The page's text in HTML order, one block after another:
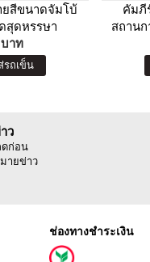
สีขนาดจัมโบ้
สุดหรรษา
าท
รถเข็น
คัมภี
สถาน
ว
ก่อน
ายข่าว
ช่องทางชำระเงิน